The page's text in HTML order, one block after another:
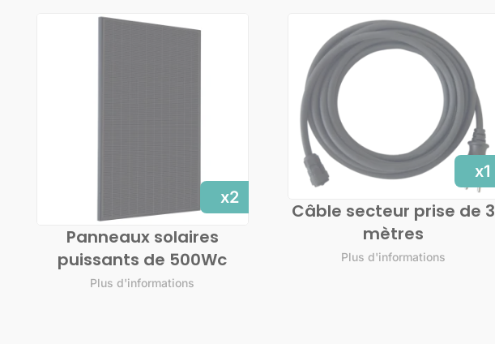
x2
Panneaux solaires
puissants de 500Wc
Plus d'informations
x1
Câble secteur prise de 3
mètres
Plus d'informations